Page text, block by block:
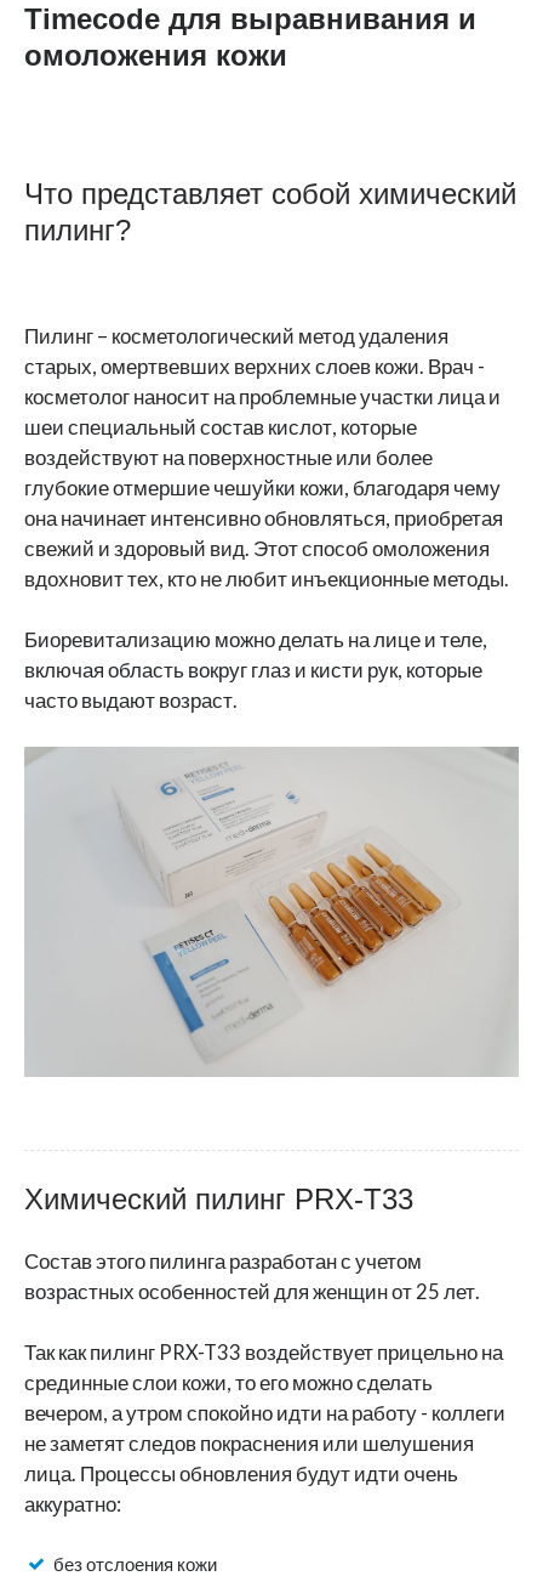
Timecode для выравнивания и
омоложения кожи
Что представляет собой химический
пилинг?
Пилинг – косметологический метод удаления
старых, омертвевших верхних слоев кожи. Врач -
косметолог наносит на проблемные участки лица и
шеи специальный состав кислот, которые
воздействуют на поверхностные или более
глубокие отмершие чешуйки кожи, благодаря чему
она начинает интенсивно обновляться, приобретая
свежий и здоровый вид. Этот способ омоложения
вдохновит тех, кто не любит инъекционные методы.
Биоревитализацию можно делать на лице и теле,
включая область вокруг глаз и кисти рук, которые
часто выдают возраст.
Химический пилинг PRX-T33
Состав этого пилинга разработан с учетом
возрастных особенностей для женщин от 25 лет.
Так как пилинг PRX-T33 воздействует прицельно на
срединные слои кожи, то его можно сделать
вечером, а утром спокойно идти на работу - коллеги
не заметят следов покраснения или шелушения
лица. Процессы обновления будут идти очень
аккуратно:
без отслоения кожи